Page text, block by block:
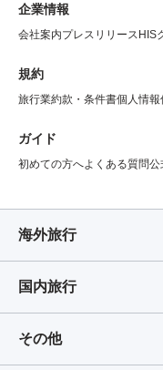
企業情報
会社案内プレスリリース HIS
規約
旅行業約款・条件書個人情報
ガイド
初めての方へよくある質問公
海外旅行
国内旅行
その他